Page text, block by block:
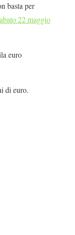
basta per
22 maggio
euro
di euro.